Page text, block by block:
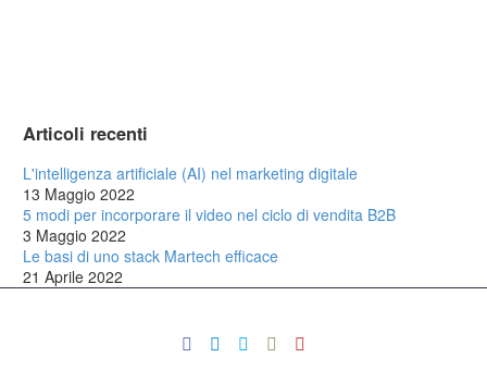
Articoli recenti
L'intelligenza artificiale (AI) nel marketing digitale
13 Maggio 2022
5 modi per incorporare il video nel ciclo di vendita B2B
3 Maggio 2022
Le basi di uno stack Martech efficace
21 Aprile 2022